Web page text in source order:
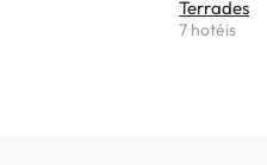
Terrades
7 hotéis